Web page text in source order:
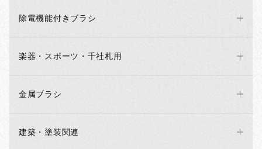
除電機能付きブラシ
楽器・スポーツ・千社札用
金属ブラシ
建築・塗装関連